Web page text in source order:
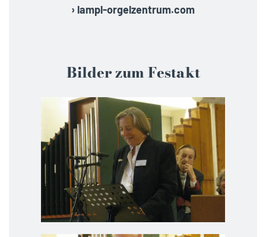
› lampl-orgelzentrum.com
Bilder zum Festakt